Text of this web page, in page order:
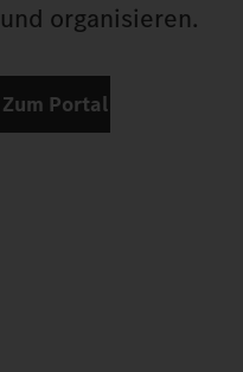
und organisieren.
Zum Portal